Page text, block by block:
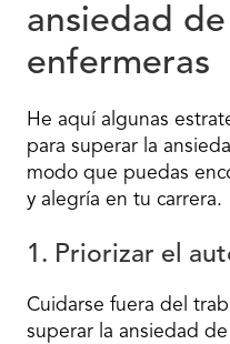
ansiedad de
enfermeras
He aquí algunas
para superar la
modo que puedas
y alegría en tu carrera.
1. Priorizar el
Cuidarse fuera del
superar la ansiedad